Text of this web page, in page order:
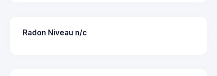
Radon Niveau n/c